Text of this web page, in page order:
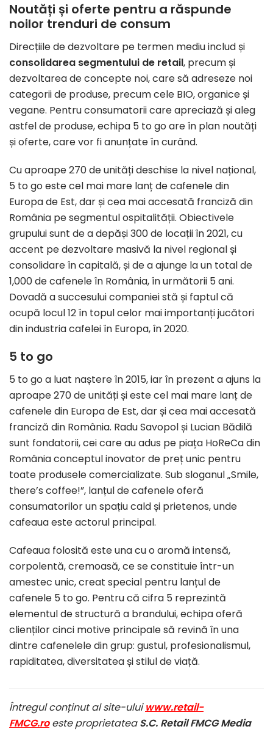
Noutăți și oferte pentru a răspunde
noilor trenduri de consum
Direcțiile de dezvoltare pe termen mediu includ și
consolidarea segmentului de retail, precum și
dezvoltarea de concepte noi, care să adreseze noi
categorii de produse, precum cele BIO, organice și
vegane. Pentru consumatorii care apreciază și aleg
astfel de produse, echipa 5 to go are în plan noutăți
și oferte, care vor fi anunțate în curând.
Cu aproape 270 de unități deschise la nivel național,
5 to go este cel mai mare lanț de cafenele din
Europa de Est, dar și cea mai accesată franciză din
România pe segmentul ospitalității. Obiectivele
grupului sunt de a depăși 300 de locații în 2021, cu
accent pe dezvoltare masivă la nivel regional și
consolidare în capitală, și de a ajunge la un total de
1,000 de cafenele în România, în următorii 5 ani.
Dovadă a succesului companiei stă și faptul că
ocupă locul 12 în topul celor mai importanți jucători
din industria cafelei în Europa, în 2020.
5 to go
5 to go a luat naștere în 2015, iar în prezent a ajuns la
aproape 270 de unități și este cel mai mare lanț de
cafenele din Europa de Est, dar și cea mai accesată
franciză din România. Radu Savopol și Lucian Bădilă
sunt fondatorii, cei care au adus pe piața HoReCa din
România conceptul inovator de preț unic pentru
toate produsele comercializate. Sub sloganul „Smile,
there’s coffee!”, lanțul de cafenele oferă
consumatorilor un spațiu cald și prietenos, unde
cafeaua este actorul principal.
Cafeaua folosită este una cu o aromă intensă,
corpolentă, cremoasă, ce se constituie într-un
amestec unic, creat special pentru lanțul de
cafenele 5 to go. Pentru că cifra 5 reprezintă
elementul de structură a brandului, echipa oferă
clienților cinci motive principale să revină în una
dintre cafenelele din grup: gustul, profesionalismul,
rapiditatea, diversitatea și stilul de viață.
Întregul conținut al site-uluiwww.retail-
FMCG.roeste proprietateaS.C. Retail FMCG Media